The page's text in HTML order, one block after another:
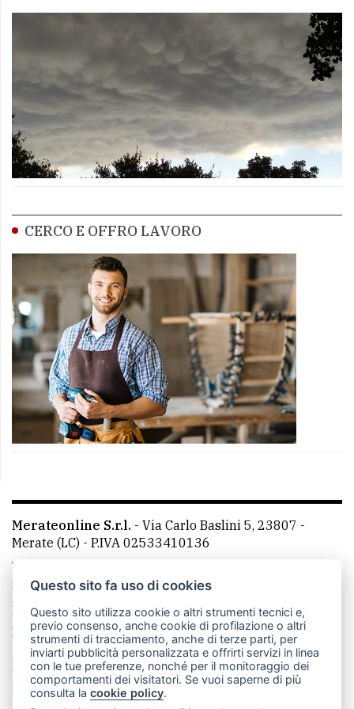
CERCO E OFFRO LAVORO
Merateonline S.r.l. - Via Carlo Baslini 5, 23807 -
Merate (LC) - P.IVA 02533410136
Telefono:
mail: redazione@merateonline.it
La redazione
CasateOnline LeccoOnline
RSS
Made by VIP
Privacy policy
Cookie policy
Rivedi le tue scelte sui cookie
Questo sito fa uso di cookies
Questo sito utilizza cookie o altri strumenti tecnici e,
previo consenso, anche cookie di profilazione o altri
strumenti di tracciamento, anche di terze parti, per
inviarti pubblicità personalizzata e offrirti servizi in linea
con le tue preferenze, nonché per il monitoraggio dei
comportamenti dei visitatori. Se vuoi saperne di più
consulta lacookie policy.